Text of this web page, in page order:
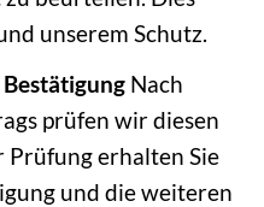
unserem Schutz.
Nach
prüfen wir diesen
Prüfung erhalten Sie
und die weiteren